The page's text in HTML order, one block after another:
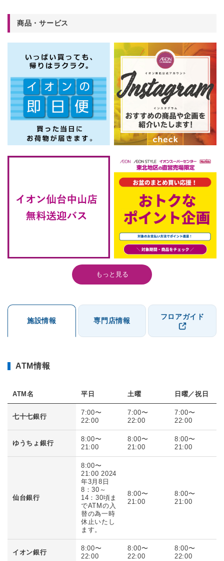
商品・サービス
もっと見る
施設情報 専門店情報 フロアガイド
ATM情報
ATM名 平日 土曜 日曜／祝日
七十七銀行
7:00〜
22:00
7:00〜
22:00
7:00〜
22:00
ゆうちょ銀行
8:00〜
21:00
8:00〜
21:00
8:00〜
21:00
仙台銀行
8:00〜
21:00 2024
年3月8日
8：30～
14：30頃ま
でATMの入
替の為一時
休止いたし
ます。
8:00〜
21:00
8:00〜
21:00
イオン銀行
8:00〜
22:00
8:00〜
22:00
8:00〜
22:00